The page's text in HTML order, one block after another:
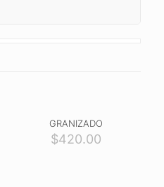
GRANIZADO
$420.00